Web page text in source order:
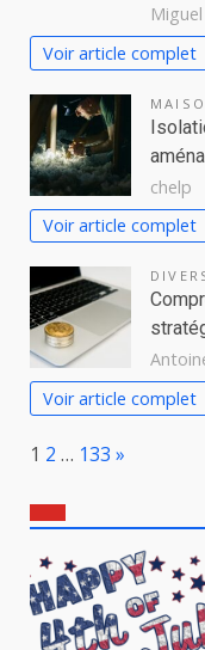
Miguel
Voir article complet
chelp
Voir article complet
Voir article complet
Page:
1 2 … 133 Next
»